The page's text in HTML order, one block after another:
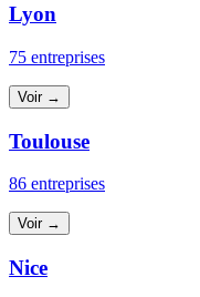
Lyon
75 entreprises
Voir →
Toulouse
86 entreprises
Voir →
Nice